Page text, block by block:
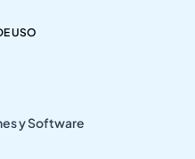
USO
y Software